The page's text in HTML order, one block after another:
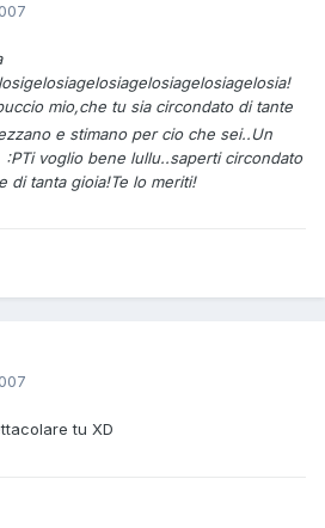
mio,che tu sia circondato di tante
e stimano per cio che sei..Un
voglio bene lullu..saperti circondato
di tanta gioia!Te lo meriti!
tu XD